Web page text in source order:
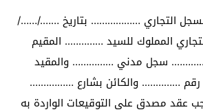
التجاري ……………… بتاريخ ……./……/
المملوك للسيد ………….. المقيم
سجل مدني …………… والمقيد
رقم ………….. والكائن بشارع …………….
مصدق على التوقيعات الواردة به